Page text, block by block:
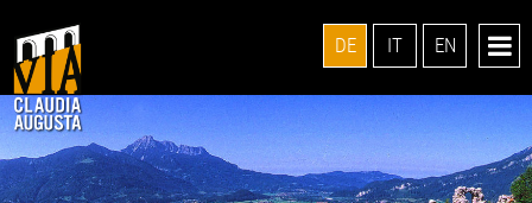
DE IT EN